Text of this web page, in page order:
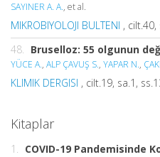
SAYINER A. A., et al.
MIKROBIYOLOJI BULTENI ,
48. Bruselloz: 55 olgunun
YÜCE A., ALP ÇAVUŞ S., YAPAR N.,
KLIMIK DERGISI , cilt.19, sa.1,
Kitaplar
1. COVID-19 Pandemisinde